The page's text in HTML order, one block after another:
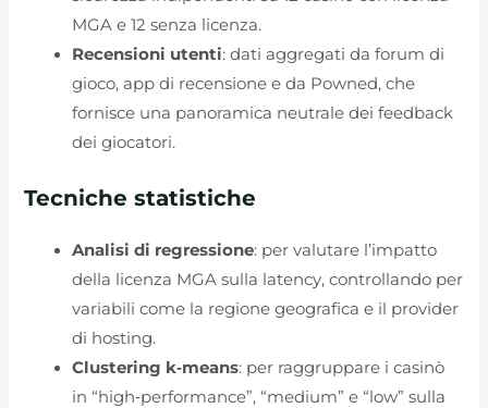
MGA e 12 senza licenza.
Recensioni utenti: dati aggregati da forum di
gioco, app di recensione e da Powned, che
fornisce una panoramica neutrale dei feedback
dei giocatori.
Tecniche statistiche
Analisi di regressione: per valutare l’impatto
della licenza MGA sulla latency, controllando per
variabili come la regione geografica e il provider
di hosting.
Clustering k‑means: per raggruppare i casinò
in “high‑performance”, “medium” e “low” sulla